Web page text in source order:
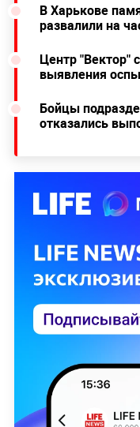
В Харькове
развалили на
Центр "Вектор"
выявления
Бойцы
отказались